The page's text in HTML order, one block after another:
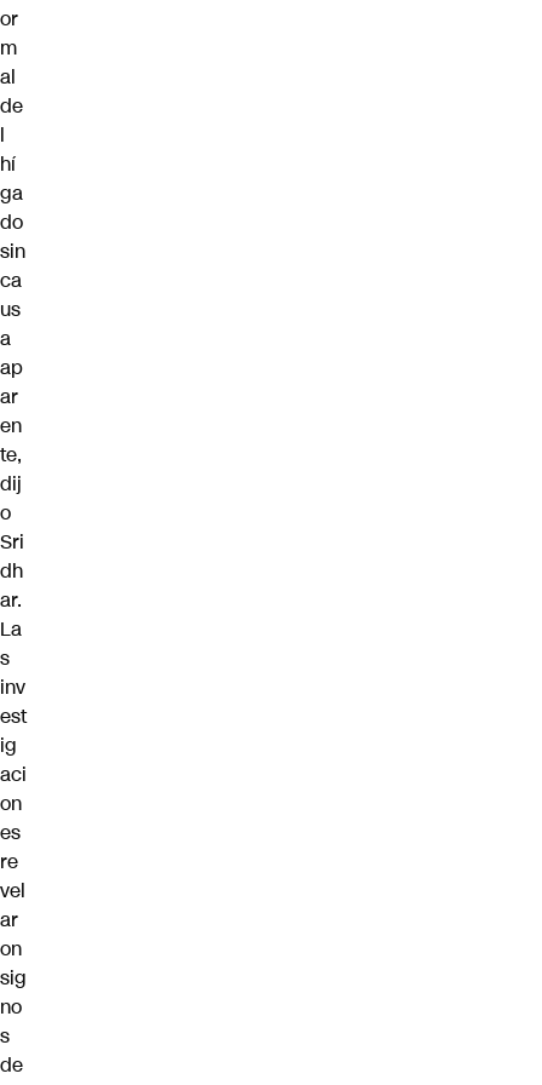
or
m
al
de
l
hí
ga
do
sin
ca
us
a
ap
ar
en
te,
dij
o
Sri
dh
ar.
La
s
inv
est
ig
aci
on
es
re
vel
ar
on
sig
no
s
de